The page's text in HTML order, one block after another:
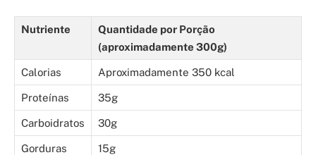
Nutriente
Quantidade por Porção
(aproximadamente 300g)
Calorias Aproximadamente 350 kcal
Proteínas 35g
Carboidratos 30g
Gorduras 15g